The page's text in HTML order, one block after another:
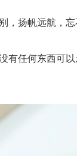
，扬帆远航，
有任何东西可